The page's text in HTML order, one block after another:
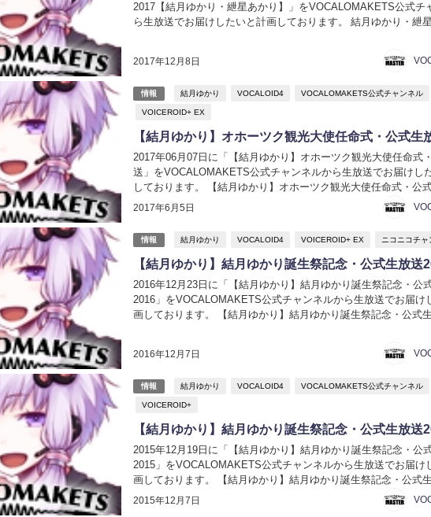
2017年12月8日
2017【結月ゆかり・紲星あかり】」をVOCALOMAKETS公式チ
ら生放送でお届けしたいと計画しております。 結月ゆかり・紲星
情報 結月ゆかり VOCALOID4 VOCALOMAKETS公式チャンネル
VOICEROID+ EX
【結月ゆかり】オホーツク観光大使任命式・公式生
2017年6月5日
2017年06月07日に「【結月ゆかり】オホーツク観光大使任命式
送」をVOCALOMAKETS公式チャンネルから生放送でお届けし
しております。 【結月ゆかり】オホーツク観光大使任命式・公
【結月ゆかり】オホーツク観光大使任命式・公式生放送 日時：
情報 結月ゆかり VOCALOID4 VOICEROID+ EX ニコニコチャ
【結月ゆかり】結月ゆかり誕生祭記念・公式生放送
2016年12月7日
2016年12月23日に「【結月ゆかり】結月ゆかり誕生祭記念・公
2016」をVOCALOMAKETS公式チャンネルから生放送でお届け
画しております。 【結月ゆかり】結月ゆかり誕生祭記念・公式生
情報 結月ゆかり VOCALOID4 VOCALOMAKETS公式チャンネル
VOICEROID+
【結月ゆかり】結月ゆかり誕生祭記念・公式生放送
2015年12月7日
2015年12月19日に「【結月ゆかり】結月ゆかり誕生祭記念・公
2015」をVOCALOMAKETS公式チャンネルから生放送でお届け
画しております。 【結月ゆかり】結月ゆかり誕生祭記念・公式生
【結月ゆかり】結月ゆかり誕生祭記念・公式生放送2015 日時：